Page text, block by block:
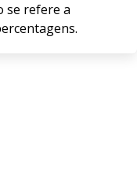
se refere a